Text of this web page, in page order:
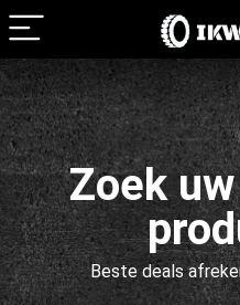
Zoek
Beste deals